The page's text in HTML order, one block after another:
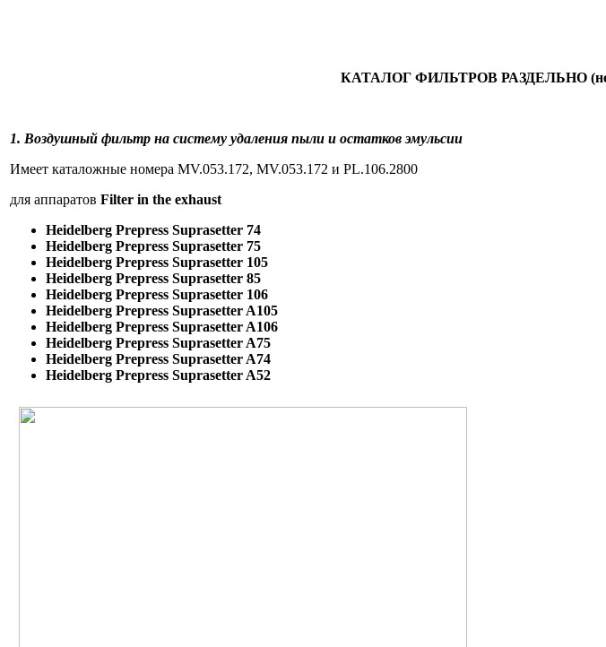
КАТАЛОГ ФИЛЬТРОВ РАЗДЕЛЬНО (не
1. Воздушный фильтр на систему удаления пыли и остатков эмульсии
Имеет каталожные номера MV.053.172, MV.053.172 и PL.106.2800
для аппаратов Filter in the exhaust
Heidelberg Prepress Suprasetter 74
Heidelberg Prepress Suprasetter 75
Heidelberg Prepress Suprasetter 105
Heidelberg Prepress Suprasetter 85
Heidelberg Prepress Suprasetter 106
Heidelberg Prepress Suprasetter A105
Heidelberg Prepress Suprasetter A106
Heidelberg Prepress Suprasetter A75
Heidelberg Prepress Suprasetter A74
Heidelberg Prepress Suprasetter A52